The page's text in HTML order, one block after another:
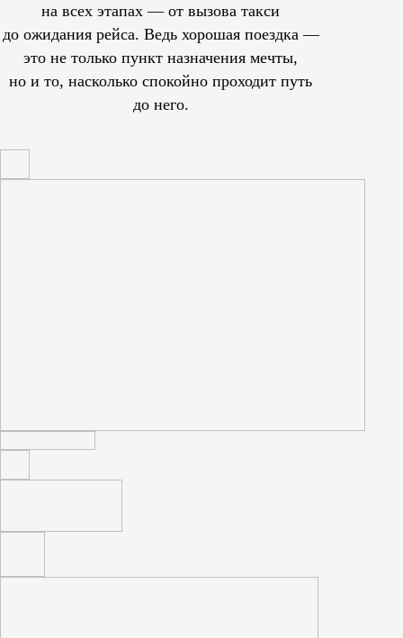
на всех этапах — от вызова такси
до ожидания рейса. Ведь хорошая поездка —
это не только пункт назначения мечты,
но и то, насколько спокойно проходит путь
до него.